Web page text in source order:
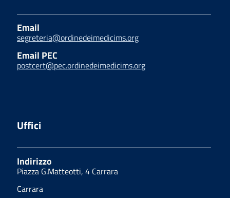
Email
segreteria@ordinedeimedicims.org
Email PEC
postcert@pec.ordinedeimedicims.org
Uffici
Indirizzo
Piazza G.Matteotti, 4 Carrara
Carrara